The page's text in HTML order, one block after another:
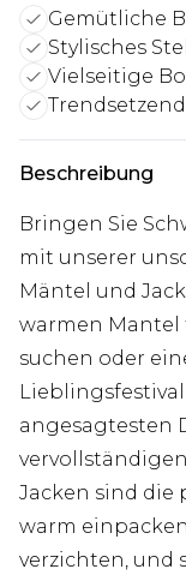
Gemütliche
Stylisches
Vielseitige
Beschreibung
Bringen Sie
mit unserer
Mäntel und
warmen Mantel
suchen oder
angesagtesten
Jacken sind die
warm
verzichten, und